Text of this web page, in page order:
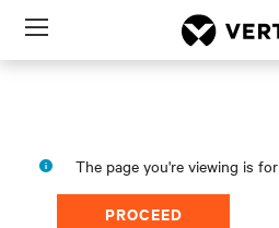
Menu
The page you're viewing is for
PROCEED